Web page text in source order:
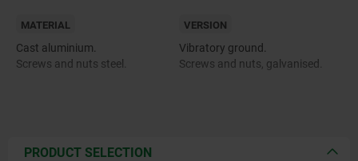
MATERIAL
Cast aluminium.
Screws and nuts steel.
VERSION
Vibratory ground.
Screws and nuts, galvanised.
PRODUCT SELECTION